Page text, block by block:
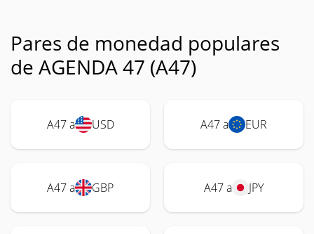
Pares de monedad populares
de AGENDA 47 (A47)
A47 a USD A47 a EUR
A47 a GBP A47 a JPY